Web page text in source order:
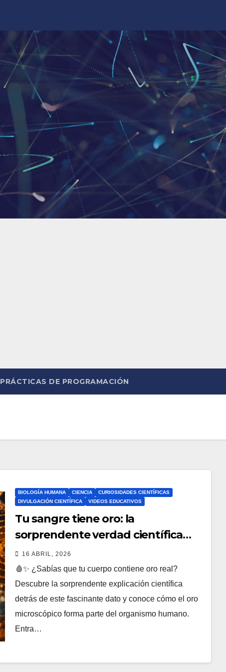
PRÁCTICAS DE PROGRAMACIÓN
BIOLOGÍA HUMANA CIENCIA
CURIOSIDADES CIENTÍFICAS
DIVULGACIÓN CIENTÍFICA
VIDEOS EDUCATIVOS
Tu sangre tiene oro: la
sorprendente verdad científica
sobre el oro microscópico en el
cuerpo humano
16 ABRIL, 2026
🩸✨ ¿Sabías que tu cuerpo contiene oro real?
Descubre la sorprendente explicación científica
detrás de este fascinante dato y conoce cómo el oro
microscópico forma parte del organismo humano.
Entra…